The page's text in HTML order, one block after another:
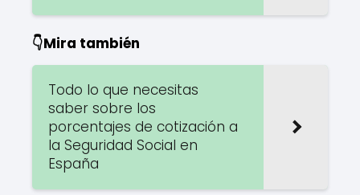
👇Mira también
Todo lo que necesitas
saber sobre los
porcentajes de cotización a
la Seguridad Social en
España